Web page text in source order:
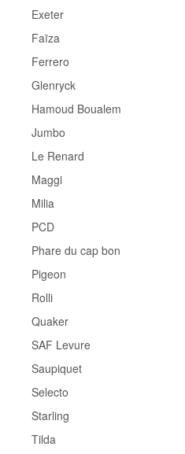
Exeter
Faïza
Ferrero
Glenryck
Hamoud Boualem
Jumbo
Le Renard
Maggi
Milia
PCD
Phare du cap bon
Pigeon
Rolli
Quaker
SAF Levure
Saupiquet
Selecto
Starling
Tilda